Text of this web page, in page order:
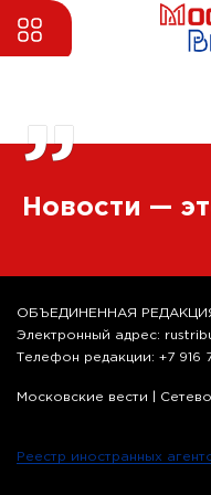
”
Новости —
ОБЪЕДИНЕННАЯ
Электронный адрес:
Телефон редакции: +7 916
Московские вести |
Реестр иностранных